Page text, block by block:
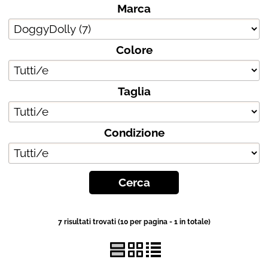
F.A.Q.
Chi siamo
Contatti
Marca
Colore
Taglia
Condizione
7 risultati trovati (10 per pagina - 1 in totale)